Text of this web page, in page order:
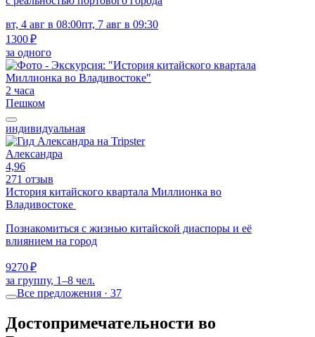
вт, 4 авг в 08:00пт, 7 авг в 09:30
1300 ₽
за одного
2 часа
Пешком
индивидуальная
Александра
4,96
271 отзыв
История китайского квартала Миллионка во
Владивостоке
Познакомиться с жизнью китайской диаспоры и её
влиянием на город
9270 ₽
за группу, 1–8 чел.
Все предложения · 37
Достопримечательности во